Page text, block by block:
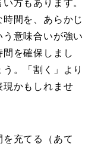
方もあります。
間を、あらかじ
意味合いが強い
を確保しまし
。「割く」より
現かもしれませ
充てる（あて